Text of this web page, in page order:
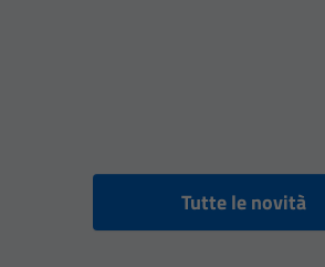
Tutte le novità